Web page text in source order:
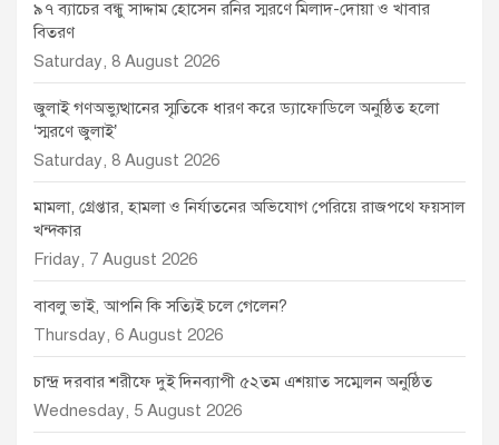
৯৭ ব্যাচের বন্ধু সাদ্দাম হোসেন রনির স্মরণে মিলাদ-দোয়া ও খাবার
বিতরণ
Saturday, 8 August 2026
জুলাই গণঅভ্যুত্থানের স্মৃতিকে ধারণ করে ড্যাফোডিলে অনুষ্ঠিত হলো
‘স্মরণে জুলাই’
Saturday, 8 August 2026
মামলা, গ্রেপ্তার, হামলা ও নির্যাতনের অভিযোগ পেরিয়ে রাজপথে ফয়সাল
খন্দকার
Friday, 7 August 2026
বাবলু ভাই, আপনি কি সত্যিই চলে গেলেন?
Thursday, 6 August 2026
চান্দ্র দরবার শরীফে দুই দিনব্যাপী ৫২তম এশয়াত সম্মেলন অনুষ্ঠিত
Wednesday, 5 August 2026